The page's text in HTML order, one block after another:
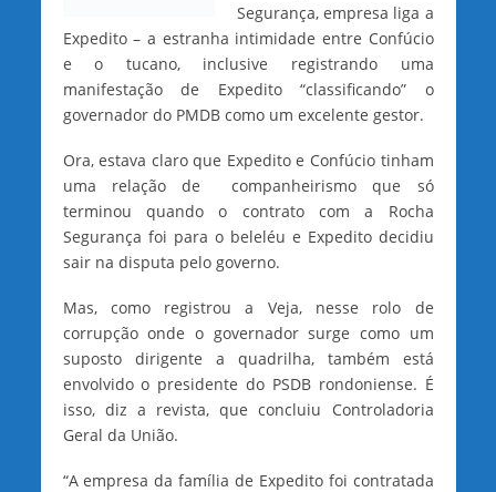
Segurança, empresa liga a
Expedito – a estranha intimidade entre Confúcio
e o tucano, inclusive registrando uma
manifestação de Expedito “classificando” o
governador do PMDB como um excelente gestor.
Ora, estava claro que Expedito e Confúcio tinham
uma relação de companheirismo que só
terminou quando o contrato com a Rocha
Segurança foi para o beleléu e Expedito decidiu
sair na disputa pelo governo.
Mas, como registrou a Veja, nesse rolo de
corrupção onde o governador surge como um
suposto dirigente a quadrilha, também está
envolvido o presidente do PSDB rondoniense. É
isso, diz a revista, que concluiu Controladoria
Geral da União.
“A empresa da família de Expedito foi contratada